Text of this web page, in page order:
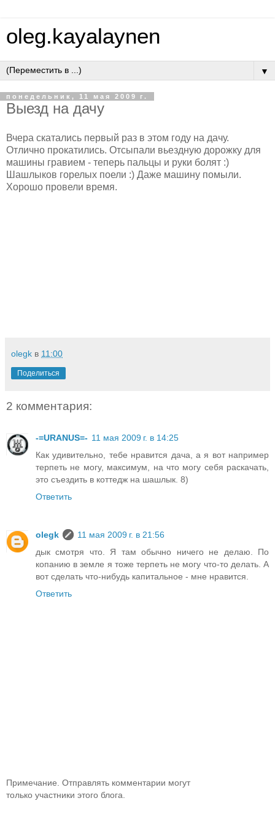
oleg.kayalaynen
▼
понедельник, 11 мая 2009 г.
Выезд на дачу
Вчера скатались первый раз в этом году на дачу.
Отлично прокатились. Отсыпали вьездную дорожку для
машины гравием - теперь пальцы и руки болят :)
Шашлыков горелых поели :) Даже машину помыли.
Хорошо провели время.
olegk в 11:00
Поделиться
2 комментария:
-=URANUS=- 11 мая 2009 г. в 14:25
Как удивительно, тебе нравится дача, а я вот например
терпеть не могу, максимум, на что могу себя раскачать,
это съездить в коттедж на шашлык. 8)
Ответить
olegk
11 мая 2009 г. в 21:56
дык смотря что. Я там обычно ничего не делаю. По
копанию в земле я тоже терпеть не могу что-то делать. А
вот сделать что-нибудь капитальное - мне нравится.
Ответить
Примечание. Отправлять комментарии могут
только участники этого блога.